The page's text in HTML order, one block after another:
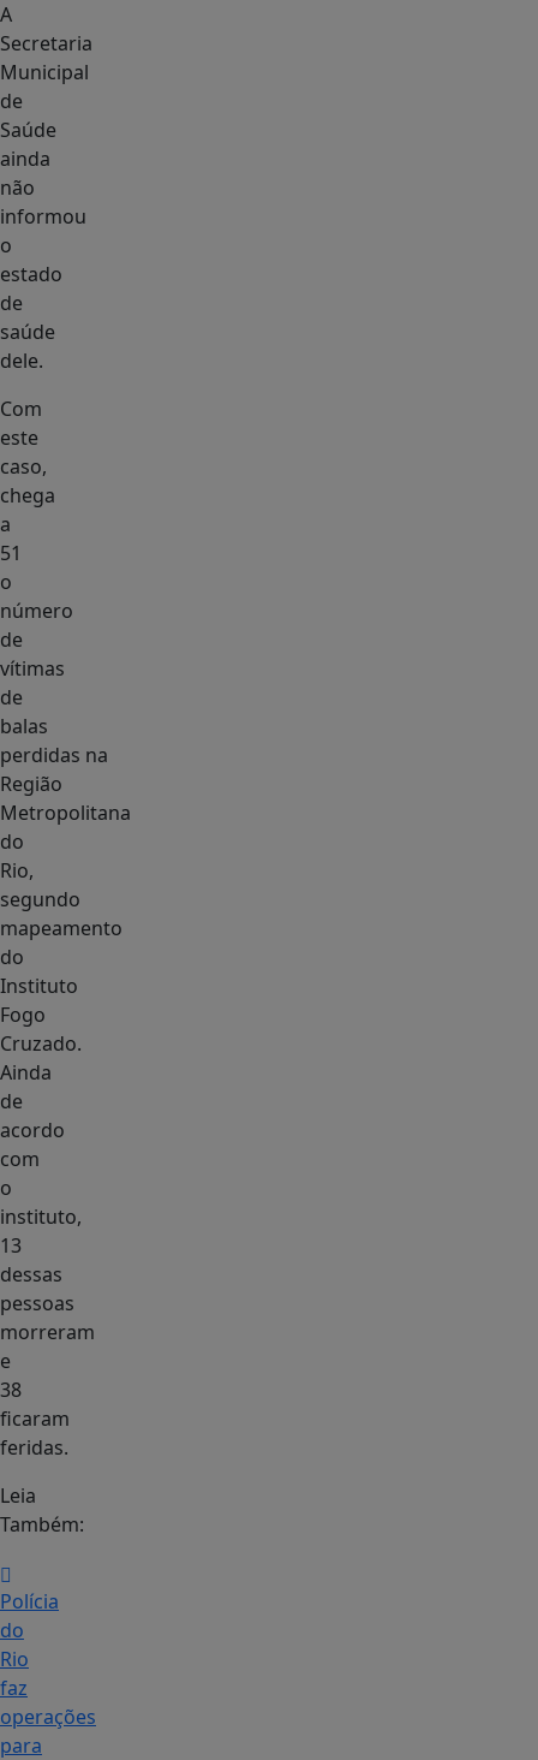
A
Secretaria
Municipal
de
Saúde
ainda
não
informou
o
estado
de
saúde
dele.
Com
este
caso,
chega
a
51
o
número
de
vítimas
de
balas
perdidas na
Região
Metropolitana
do
Rio,
segundo
mapeamento
do
Instituto
Fogo
Cruzado.
Ainda
de
acordo
com
o
instituto,
13
dessas
pessoas
morreram
e
38
ficaram
feridas.
Leia
Também:
Polícia
do
Rio
faz
operações
para